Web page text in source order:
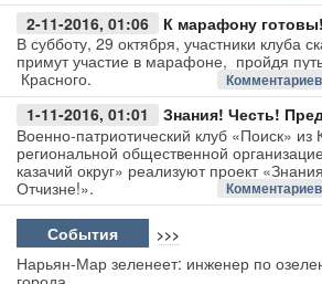
2-11-2016, 01:06
К марафону готовы!
В субботу, 29 октября, участники клуба
примут участие в марафоне, пройдя
Красного.
1-11-2016, 01:01
Знания! Честь!
Военно-патриотический клуб «Поиск» из
региональной общественной
казачий округ» реализуют проект
Отчизне!».
События >>>
Нарьян-Мар зеленеет: инженер по